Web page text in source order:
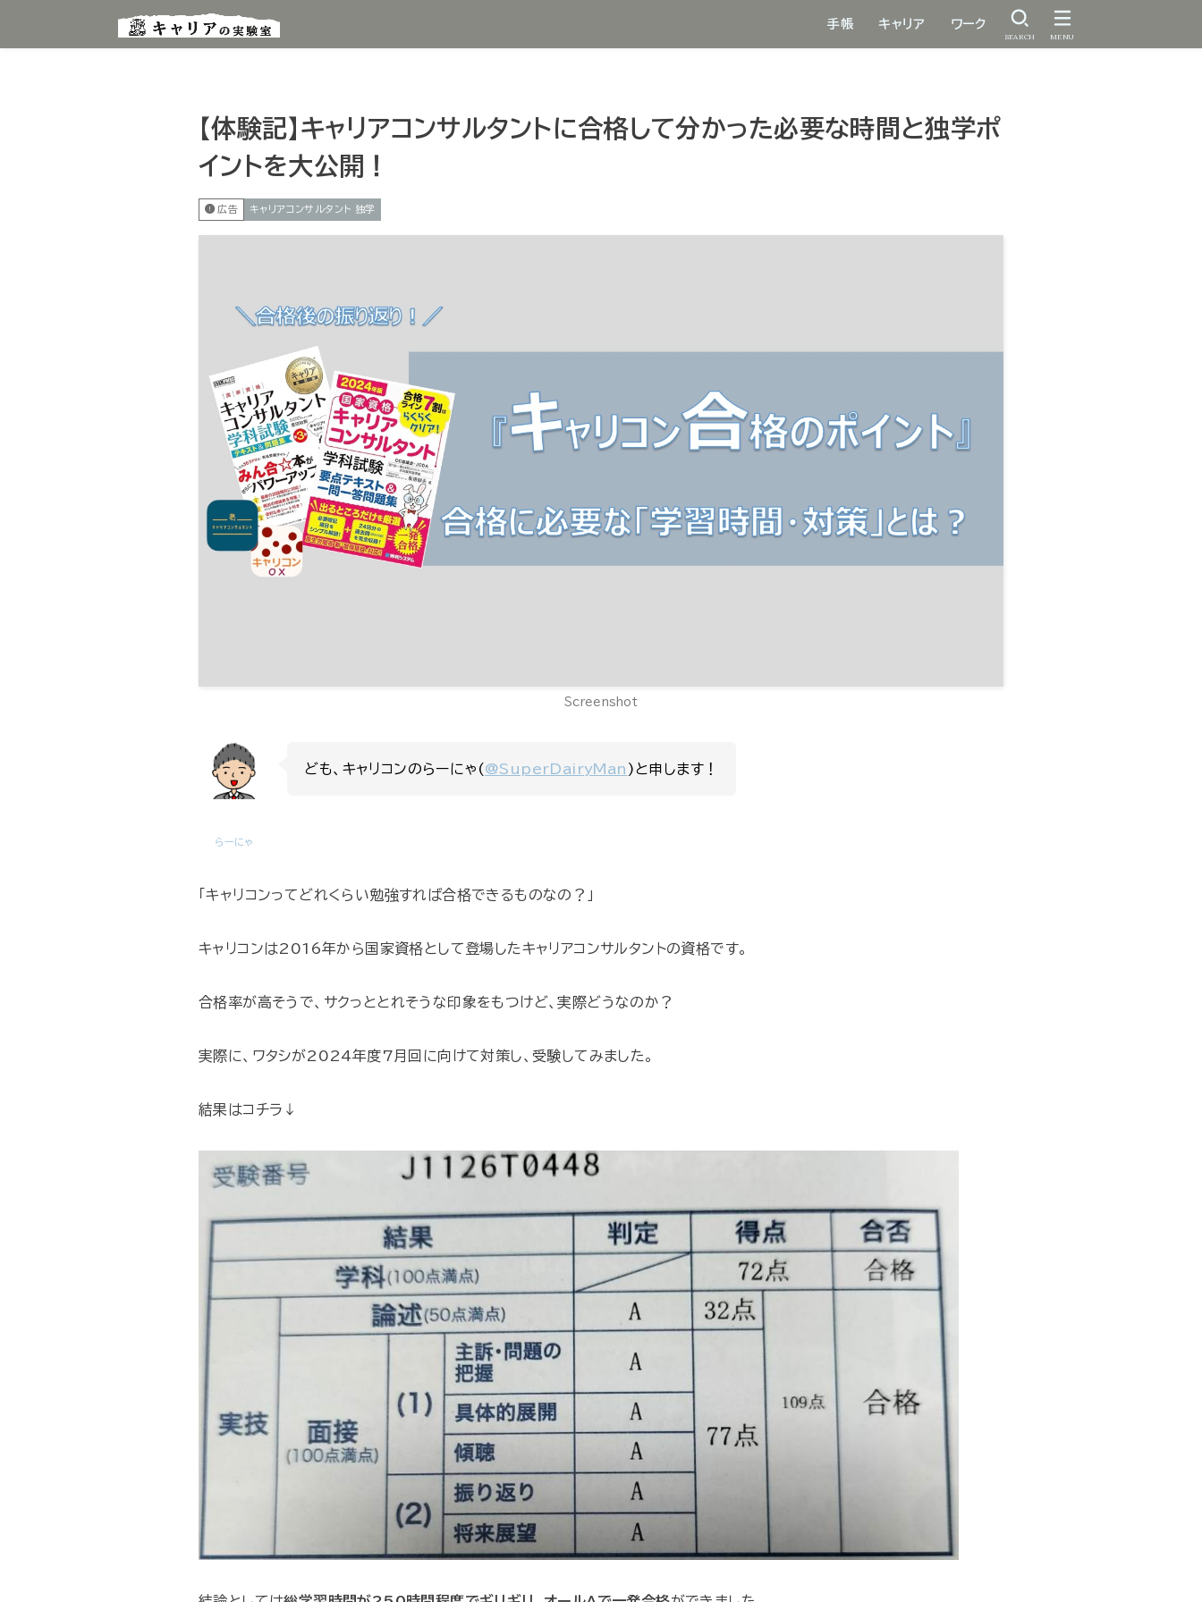
手帳 キャリア ワーク
SEARCH MENU
【体験記】キャリアコンサルタントに合格して分かった必要な時間と独学ポ
イントを大公開！
広告 キャリアコンサルタント 独学
Screenshot
らーにゃ
ども、キャリコンのらーにゃ(@SuperDairyMan )と申します！
「キャリコンってどれくらい勉強すれば合格できるものなの？」
キャリコンは2016年から国家資格として登場したキャリアコンサルタントの資格です。
合格率が高そうで、サクっととれそうな印象をもつけど、実際どうなのか？
実際に、ワタシが2024年度7月回に向けて対策し、受験してみました。
結果はコチラ↓